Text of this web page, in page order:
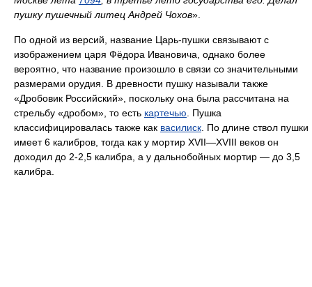
пушку пушечный литец Андрей Чохов».
По одной из версий, название Царь-пушки связывают с
изображением царя Фёдора Ивановича, однако более
вероятно, что название произошло в связи со значительными
размерами орудия. В древности пушку называли также
«Дробовик Российский», поскольку она была рассчитана на
стрельбу «дробом», то есть картечью. Пушка
классифицировалась также как василиск. По длине ствол пушки
имеет 6 калибров, тогда как у мортир XVII—XVIII веков он
доходил до 2-2,5 калибра, а у дальнобойных мортир — до 3,5
калибра.